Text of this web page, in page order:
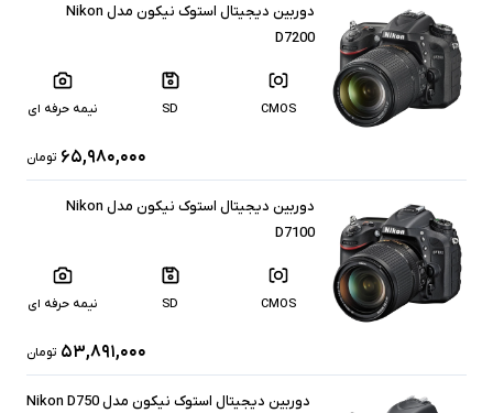
دوربین دیجیتال استوک نیکون مدل Nikon
D7200
CMOS
SD نیمه حرفه ای
۶۵,۹۸۰,۰۰۰ تومان
دوربین دیجیتال استوک نیکون مدل Nikon
D7100
CMOS
SD نیمه حرفه ای
۵۳,۸۹۱,۰۰۰ تومان
دوربین دیجیتال استوک نیکون مدل Nikon D750